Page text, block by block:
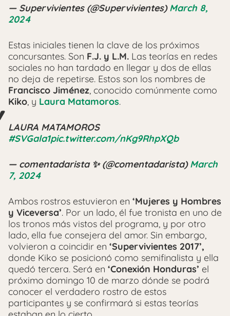
— Supervivientes (@Supervivientes)March 8,
2024
Estas iniciales tienen la clave de los próximos
concursantes. Son F.J. y L.M. Las teorías en redes
sociales no han tardado en llegar y dos de ellas
no deja de repetirse. Estos son los nombres de
Francisco Jiménez, conocido comúnmente como
Kiko, y Laura Matamoros.
LAURA MATAMOROS
#SVGala1pic.twitter.com/nKg9RhpXQb
— comentadarista ✨ (@comentadarista)March
7, 2024
Ambos rostros estuvieron en ‘Mujeres y Hombres
y Viceversa’. Por un lado, él fue tronista en uno de
los tronos más vistos del programa, y por otro
lado, ella fue consejera del amor. Sin embargo,
volvieron a coincidir en ‘Supervivientes 2017’,
donde Kiko se posicionó como semifinalista y ella
quedó tercera. Será en ‘Conexión Honduras’ el
próximo domingo 10 de marzo dónde se podrá
conocer el verdadero rostro de estos
participantes y se confirmará si estas teorías